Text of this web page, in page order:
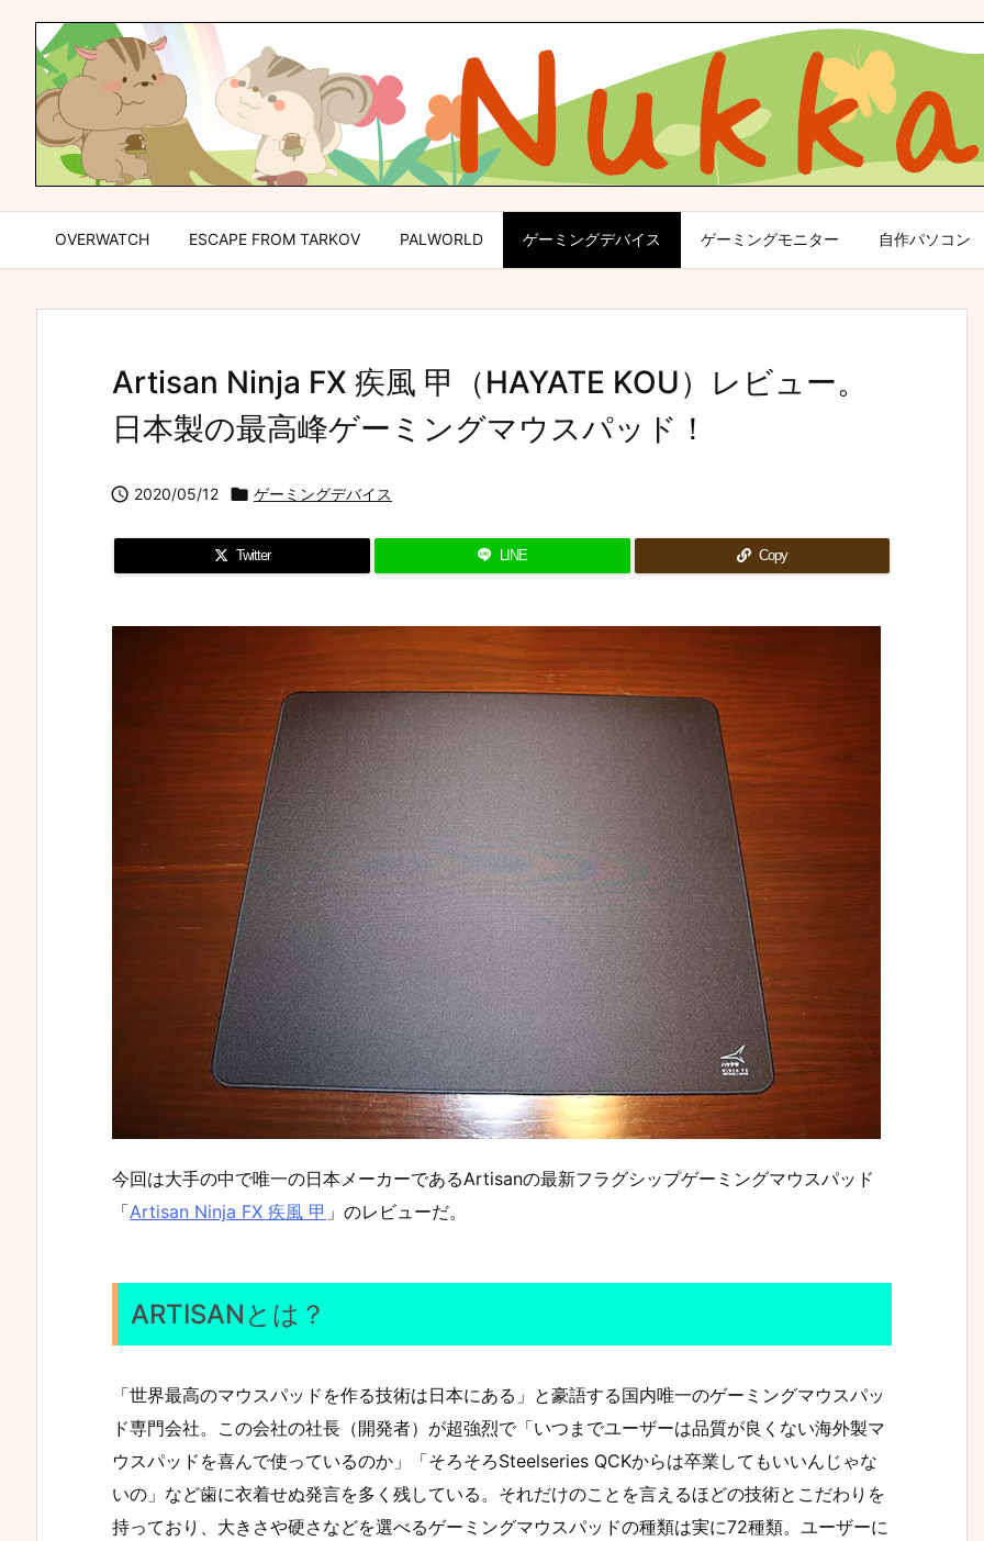
OVERWATCH ESCAPE FROM TARKOV PALWORLD ゲーミングデバイス ゲーミングモニター 自作パソコン
Artisan Ninja FX 疾風 甲（HAYATE KOU）レビュー。
日本製の最高峰ゲーミングマウスパッド！
 2020/05/12  ゲーミングデバイス
Twitter LINE Copy
今回は大手の中で唯一の日本メーカーであるArtisanの最新フラグシップゲーミングマウスパッド
「Artisan Ninja FX 疾風 甲 」のレビューだ。
ARTISANとは？
「世界最高のマウスパッドを作る技術は日本にある」と豪語する国内唯一のゲーミングマウスパッ
ド専門会社。この会社の社長（開発者）が超強烈で「いつまでユーザーは品質が良くない海外製マ
ウスパッドを喜んで使っているのか」「そろそろSteelseries QCKからは卒業してもいいんじゃな
いの」など歯に衣着せぬ発言を多く残している。それだけのことを言えるほどの技術とこだわりを
持っており、大きさや硬さなどを選べるゲーミングマウスパッドの種類は実に72種類。ユーザーに